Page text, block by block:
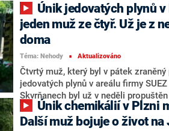
moravskoslezských hasičů Petr
mluvčí René Černohorský.
jeden muž ze čtyř. Už je z
doma
Téma: Nehody ■ Aktualizováno
Čtvrtý muž, který byl v pátek zraněný
jedovatých plynů v areálu firmy
Skvrňanech byl už v neděli
nemocnice domů, uvedla v pondělí
nemocnice Gabriela Levorová.
Další muž bojuje o život na